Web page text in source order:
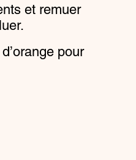
et remuer
pour